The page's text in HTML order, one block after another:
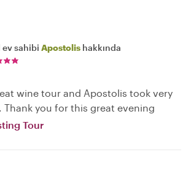
ev sahibi Apostolis hakkında
wine tour and Apostolis took very
Thank you for this great evening
Tour